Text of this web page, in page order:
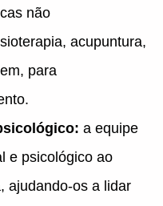
não
acupuntura,
para
a equipe
e psicológico ao
ajudando-os a lidar